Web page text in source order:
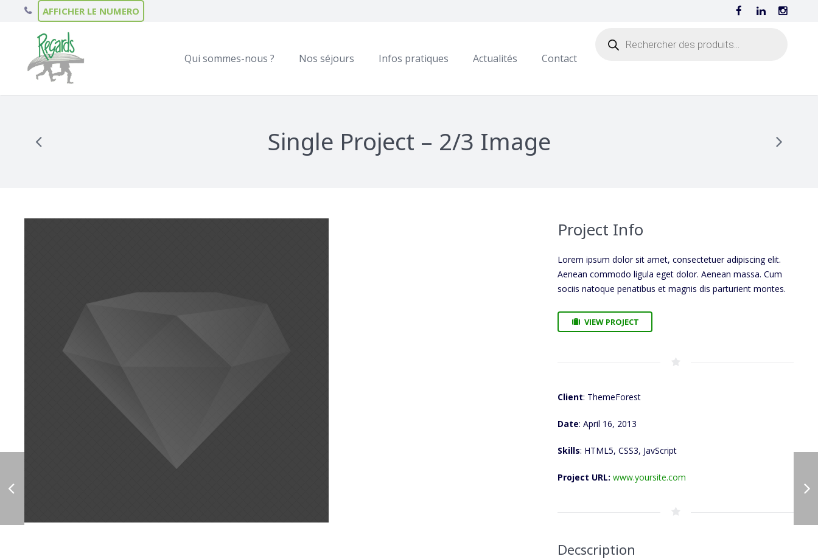
AFFICHER LE NUMERO
Qui sommes-nous ? Nos séjours Infos pratiques Actualités Contact
Single Project – 2/3 Image
Project Info
Lorem ipsum dolor sit amet, consectetuer adipiscing elit.
Aenean commodo ligula eget dolor. Aenean massa. Cum
sociis natoque penatibus et magnis dis parturient montes.
VIEW PROJECT
Client: ThemeForest
Date: April 16, 2013
Skills: HTML5, CSS3, JavScript
Project URL: www.yoursite.com
Decscription